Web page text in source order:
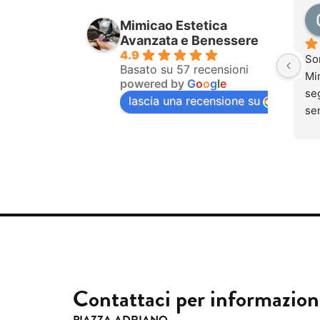
Mimicao Estetica
Avanzata e Benessere
4.9
Basato su 57 recensioni
powered by Google
lascia una recensione su
Contattaci per